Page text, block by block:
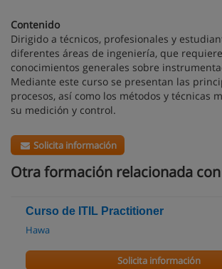
Contenido
Dirigido a técnicos, profesionales y
diferentes áreas de ingeniería, que
conocimientos generales sobre
Mediante este curso se presentan las
procesos, así como los métodos y técnicas
su medición y control.
Solicita información
Otra formación relacionada
Curso de ITIL Practitioner
Hawa
Solicita información